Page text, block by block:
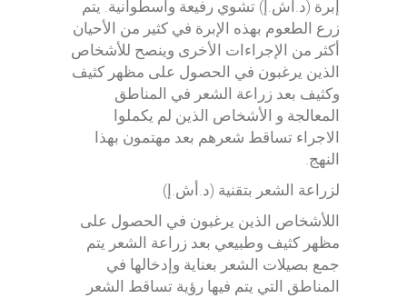
إبرة (د.اش.إ) تشوي رفيعة وأسطوانية. يتم
زرع الطعوم بهذه الإبرة في كثير من الأحيان
أكثر من الإجراءات الأخرى وينصح للأشخاص
الذين يرغبون في الحصول على مظهر كثيف
وكثيف بعد زراعة الشعر في المناطق
المعالجة و الأشخاص الذين لم يكملوا
الاجراء تساقط شعرهم بعد مهتمون بهذا
النهج.
لزراعة الشعر بتقنية (د.أش.إ)
اللأشخاص الذين يرغبون في الحصول على
مظهر كثيف وطبيعي بعد زراعة الشعر يتم
جمع بصيلات الشعر بعناية وإدخالها في
المناطق التي يتم فيها رؤية تساقط الشعر